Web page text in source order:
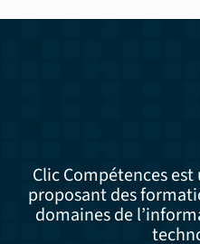
Clic Compétences
proposant des
domaines de